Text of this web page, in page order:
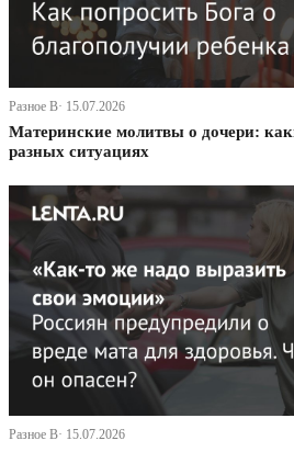
Разное В· 15.07.2026
Материнские молитвы о дочери:
разных ситуациях
Разное В· 15.07.2026